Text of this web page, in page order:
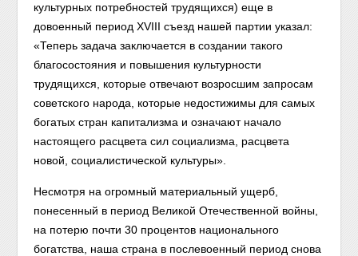
культурных потребностей трудящихся) еще в
довоенный период XVIII съезд нашей партии указал:
«Теперь задача заключается в создании такого
благосостояния и повышения культурности
трудящихся, которые отвечают возросшим запросам
советского народа, которые недостижимы для самых
богатых стран капитализма и означают начало
настоящего расцвета сил социализма, расцвета
новой, социалистической культуры».
Несмотря на огромный материальный ущерб,
понесенный в период Великой Отечественной войны,
на потерю почти 30 процентов национального
богатства, наша страна в послевоенный период снова